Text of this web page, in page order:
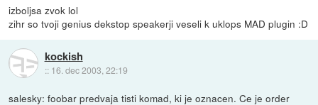
izboljsa zvok lol
zihr so tvoji genius dekstop speakerji veseli k uklops MAD plugin :D
kockish
:: 16. dec 2003, 22:19
salesky: foobar predvaja tisti komad, ki je oznacen. Ce je order